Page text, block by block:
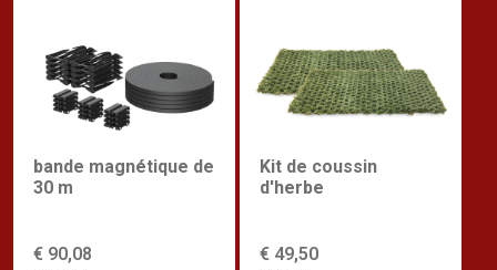
bande magnétique de
30 m
€ 90,08
Kit de coussin
d'herbe
€ 49,50